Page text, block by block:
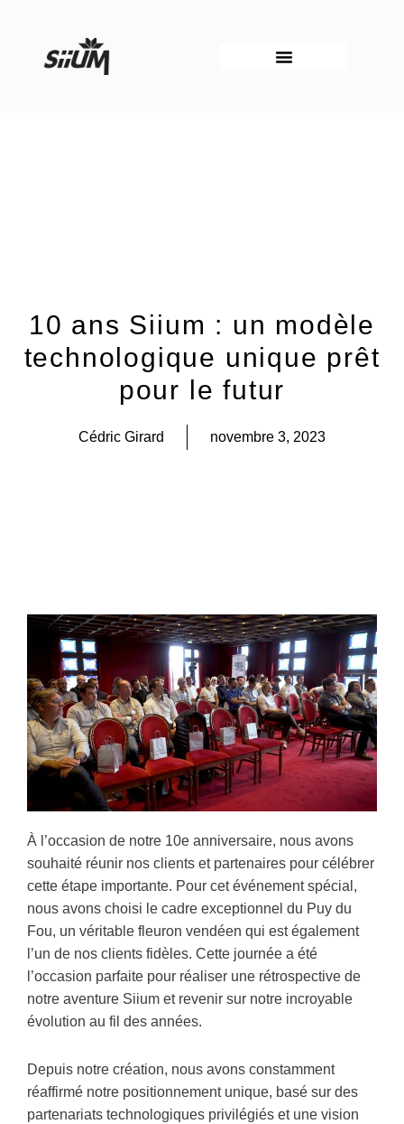
contenu
10 ans Siium : un modèle
technologique unique prêt
pour le futur
Cédric Girard novembre 3, 2023
À l’occasion de notre 10e anniversaire, nous avons
souhaité réunir nos clients et partenaires pour célébrer
cette étape importante. Pour cet événement spécial,
nous avons choisi le cadre exceptionnel du Puy du
Fou, un véritable fleuron vendéen qui est également
l’un de nos clients fidèles. Cette journée a été
l’occasion parfaite pour réaliser une rétrospective de
notre aventure Siium et revenir sur notre incroyable
évolution au fil des années.
Depuis notre création, nous avons constamment
réaffirmé notre positionnement unique, basé sur des
partenariats technologiques privilégiés et une vision